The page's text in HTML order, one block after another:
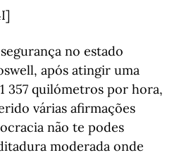
no estado
após atingir uma
357 quilómetros por hora,
várias afirmações
não te podes
moderada onde